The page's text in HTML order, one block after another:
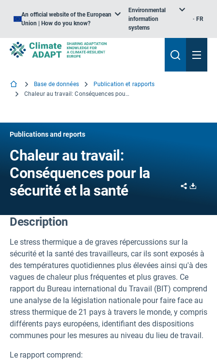
An official website of the European
Union | How do you know?
Environmental
information
systems
FR
Base de données
Publication et rapports
Chaleur au travail: Conséquences pour la sécurité et la santé
Publications and reports
Chaleur au travail:
Conséquences pour la
sécurité et la santé
Share
Description
Le stress thermique a de graves répercussions sur la
sécurité et la santé des travailleurs, car ils sont exposés à
des températures quotidiennes plus élevées ainsi qu'à des
vagues de chaleur plus fréquentes et plus graves. Ce
rapport du Bureau international du Travail (BIT) comprend
une analyse de la législation nationale pour faire face au
stress thermique de 21 pays à travers le monde, y compris
différents pays européens, identifiant des dispositions
communes pour les mesures au niveau du lieu de travail.
Le rapport comprend: